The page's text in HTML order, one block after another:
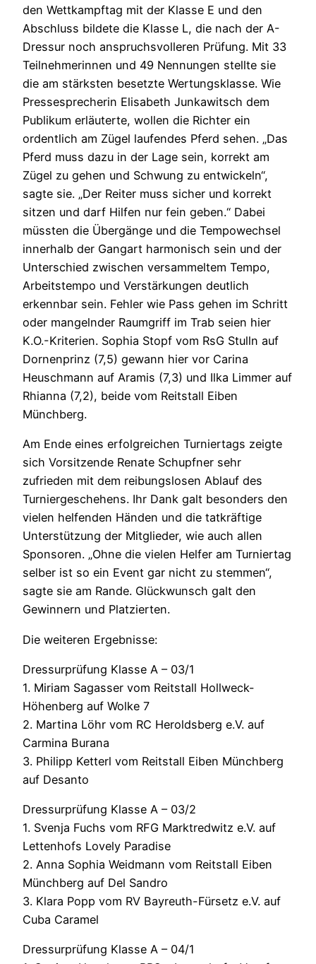
den Wettkampftag mit der Klasse E und den
Abschluss bildete die Klasse L, die nach der A-
Dressur noch anspruchsvolleren Prüfung. Mit 33
Teilnehmerinnen und 49 Nennungen stellte sie
die am stärksten besetzte Wertungsklasse. Wie
Pressesprecherin Elisabeth Junkawitsch dem
Publikum erläuterte, wollen die Richter ein
ordentlich am Zügel laufendes Pferd sehen. „Das
Pferd muss dazu in der Lage sein, korrekt am
Zügel zu gehen und Schwung zu entwickeln“,
sagte sie. „Der Reiter muss sicher und korrekt
sitzen und darf Hilfen nur fein geben.“ Dabei
müssten die Übergänge und die Tempowechsel
innerhalb der Gangart harmonisch sein und der
Unterschied zwischen versammeltem Tempo,
Arbeitstempo und Verstärkungen deutlich
erkennbar sein. Fehler wie Pass gehen im Schritt
oder mangelnder Raumgriff im Trab seien hier
K.O.-Kriterien. Sophia Stopf vom RsG Stulln auf
Dornenprinz (7,5) gewann hier vor Carina
Heuschmann auf Aramis (7,3) und Ilka Limmer auf
Rhianna (7,2), beide vom Reitstall Eiben
Münchberg.
Am Ende eines erfolgreichen Turniertags zeigte
sich Vorsitzende Renate Schupfner sehr
zufrieden mit dem reibungslosen Ablauf des
Turniergeschehens. Ihr Dank galt besonders den
vielen helfenden Händen und die tatkräftige
Unterstützung der Mitglieder, wie auch allen
Sponsoren. „Ohne die vielen Helfer am Turniertag
selber ist so ein Event gar nicht zu stemmen“,
sagte sie am Rande. Glückwunsch galt den
Gewinnern und Platzierten.
Die weiteren Ergebnisse:
Dressurprüfung Klasse A – 03/1
1. Miriam Sagasser vom Reitstall Hollweck-
Höhenberg auf Wolke 7
2. Martina Löhr vom RC Heroldsberg e.V. auf
Carmina Burana
3. Philipp Ketterl vom Reitstall Eiben Münchberg
auf Desanto
Dressurprüfung Klasse A – 03/2
1. Svenja Fuchs vom RFG Marktredwitz e.V. auf
Lettenhofs Lovely Paradise
2. Anna Sophia Weidmann vom Reitstall Eiben
Münchberg auf Del Sandro
3. Klara Popp vom RV Bayreuth-Fürsetz e.V. auf
Cuba Caramel
Dressurprüfung Klasse A – 04/1